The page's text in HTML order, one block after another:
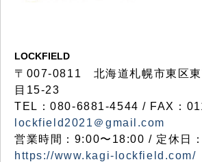
LOCKFIELD
〒007-0811 北海道札幌市東区
目15-23
TEL：080-6881-4544 / FAX：
lockfield2021＠gmail.com
営業時間：9:00〜18:00 / 定休日
https://www.kagi-lockfield.com/